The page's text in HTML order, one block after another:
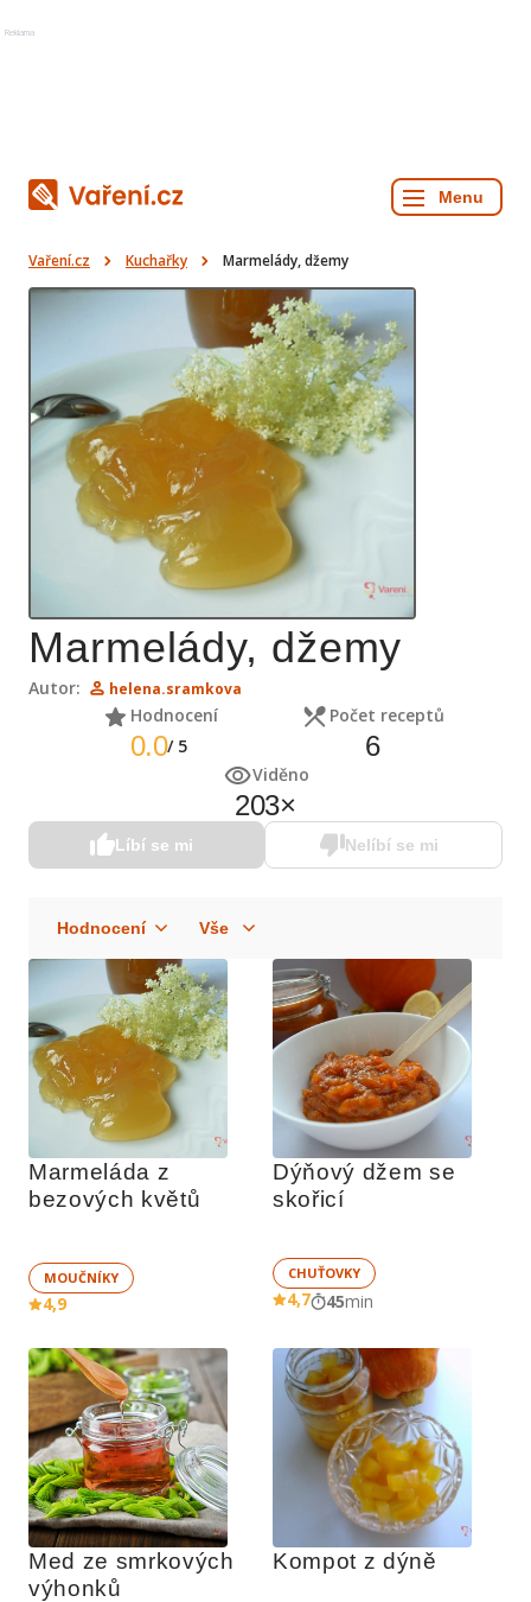
Reklama
Vaření.cz Kuchařky Marmelády, džemy
Marmelády, džemy
Autor: helena.sramkova
Hodnocení
0.0/ 5
Počet receptů
6
Viděno
203×
Líbí se mi Nelíbí se mi
Marmeláda z
bezových květů
MOUČNÍKY
4,9
Dýňový džem se
skořicí
CHUŤOVKY
4,7 45min
Med ze smrkových
výhonků
Kompot z dýně